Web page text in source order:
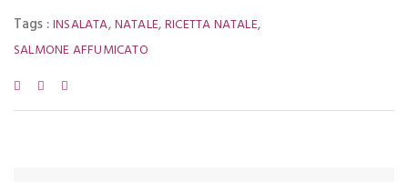
Tags :INSALATA,NATALE,RICETTA NATALE,
SALMONE AFFUMICATO